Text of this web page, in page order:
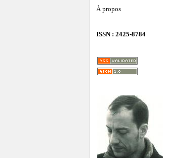
À propos
ISSN : 2425-8784